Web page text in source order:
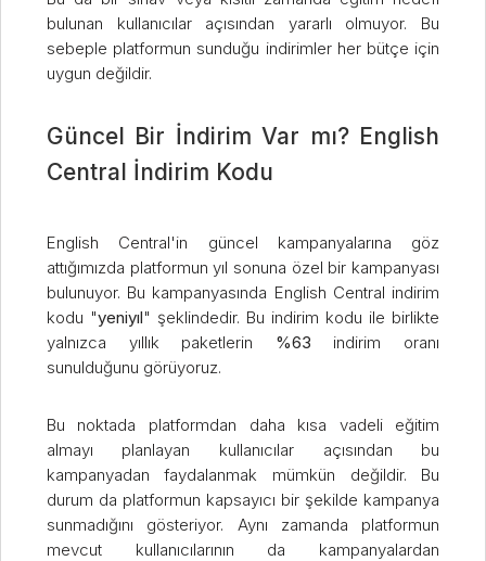
bulunan kullanıcılar açısından yararlı olmuyor. Bu
sebeple platformun sunduğu indirimler her bütçe için
uygun değildir.
Güncel Bir İndirim Var mı? English
Central İndirim Kodu
English Central'in güncel kampanyalarına göz
attığımızda platformun yıl sonuna özel bir kampanyası
bulunuyor. Bu kampanyasında English Central indirim
kodu "yeniyıl" şeklindedir. Bu indirim kodu ile birlikte
yalnızca yıllık paketlerin %63 indirim oranı
sunulduğunu görüyoruz.
Bu noktada platformdan daha kısa vadeli eğitim
almayı planlayan kullanıcılar açısından bu
kampanyadan faydalanmak mümkün değildir. Bu
durum da platformun kapsayıcı bir şekilde kampanya
sunmadığını gösteriyor. Aynı zamanda platformun
mevcut kullanıcılarının da kampanyalardan